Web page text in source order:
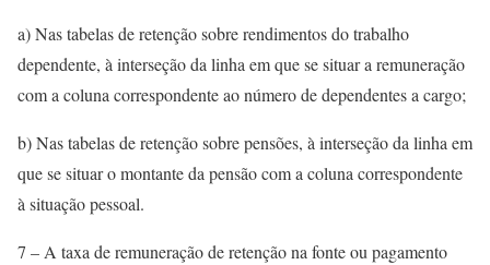
a) Nas tabelas de retenção sobre rendimentos do trabalho
dependente, à interseção da linha em que se situar a remuneração
com a coluna correspondente ao número de dependentes a cargo;
b) Nas tabelas de retenção sobre pensões, à interseção da linha em
que se situar o montante da pensão com a coluna correspondente
à situação pessoal.
7 – A taxa de remuneração de retenção na fonte ou pagamento